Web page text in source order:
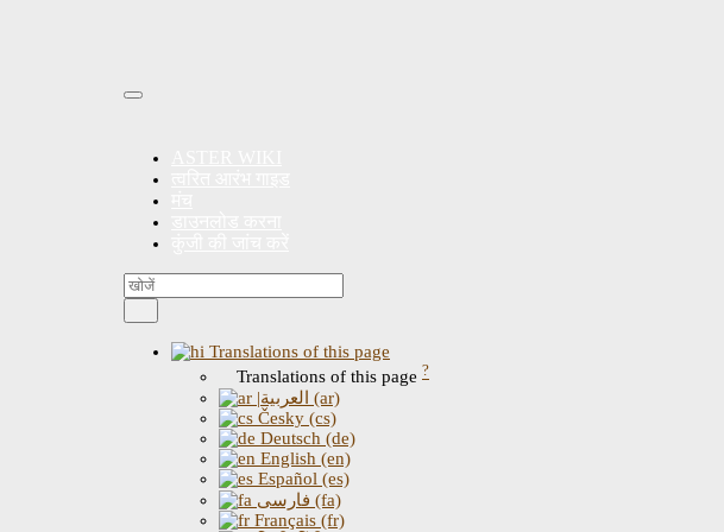
Translations of this page
Translations of this page ?
|العربية (ar)
Česky (cs)
Deutsch (de)
English (en)
Español (es)
فارسی (fa)
Français (fr)